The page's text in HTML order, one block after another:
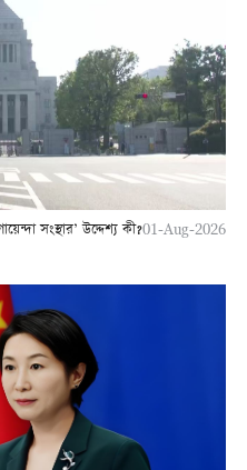
সংস্থার’ উদ্দেশ্য কী?01-Aug-2026